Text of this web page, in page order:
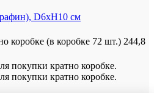
D6xH10 см
коробке (в коробке 72 шт.) 244,8
покупки кратно коробке.
покупки кратно коробке.